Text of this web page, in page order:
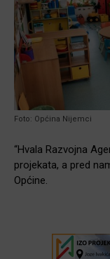
Foto: Općina Nijemci
“Hvala Razvojna
projekata, a pred
Općine.